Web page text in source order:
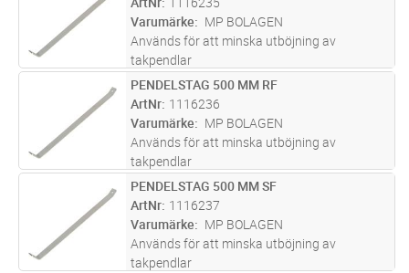
Varumärke
MP BOLAGEN
Används för att minska utböjning av
takpendlar
ST Lägg i kundvagn
PENDELSTAG 500 MM RF
ArtNr 1116236
Varumärke
MP BOLAGEN
Används för att minska utböjning av
takpendlar
ST Lägg i kundvagn
PENDELSTAG 500 MM SF
ArtNr 1116237
Varumärke
MP BOLAGEN
Används för att minska utböjning av
takpendlar